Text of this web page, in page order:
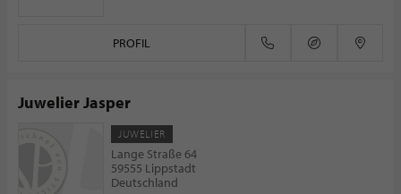
PROFIL
Juwelier Jasper
JUWELIER
Lange Straße 64
59555 Lippstadt
Deutschland